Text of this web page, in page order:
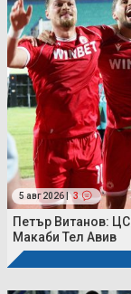
5 авг 2026 | 3
Петър Витанов:
Макаби Тел Авив